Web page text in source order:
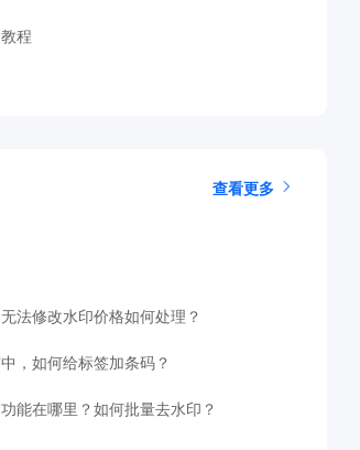
程
查看更多
法修改水印价格如何处理？
，如何给标签加条码？
能在哪里？如何批量去水印？